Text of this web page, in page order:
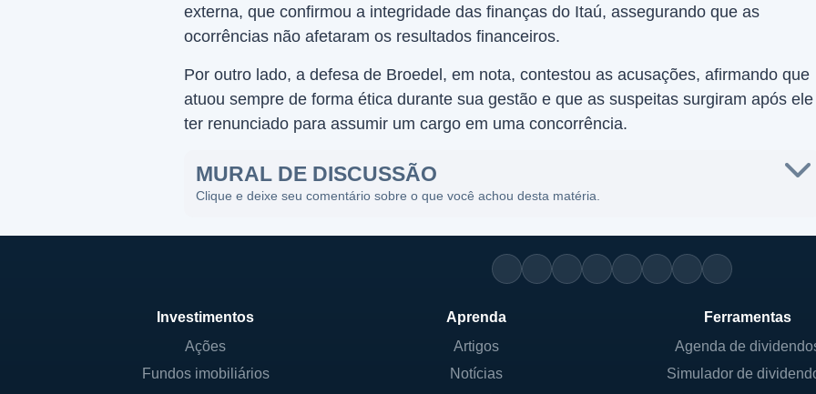
externa, que confirmou a integridade das finanças do Itaú, assegurando que as
ocorrências não afetaram os resultados financeiros.
Por outro lado, a defesa de Broedel, em nota, contestou as acusações, afirmando que
atuou sempre de forma ética durante sua gestão e que as suspeitas surgiram após ele
ter renunciado para assumir um cargo em uma concorrência.
MURAL DE DISCUSSÃO
Clique e deixe seu comentário sobre o que você achou desta matéria.
Investimentos
Ações
Fundos imobiliários
Aprenda
Artigos
Notícias
Ferramentas
Agenda de
Simulador de